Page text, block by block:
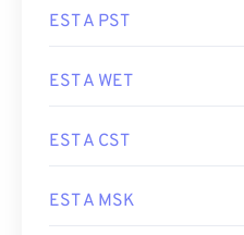
EST A PST
EST A WET
EST A CST
EST A MSK